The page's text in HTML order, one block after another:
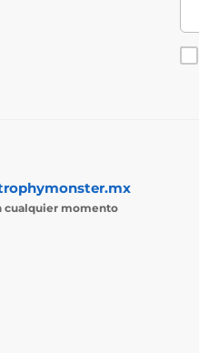
cualquier momento